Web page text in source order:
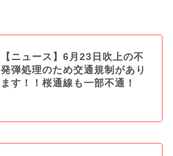
【ニュース】6月23日吹上の不
発弾処理のため交通規制があり
ます！！桜通線も一部不通！